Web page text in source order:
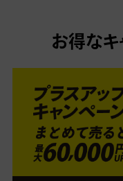
お得なキ